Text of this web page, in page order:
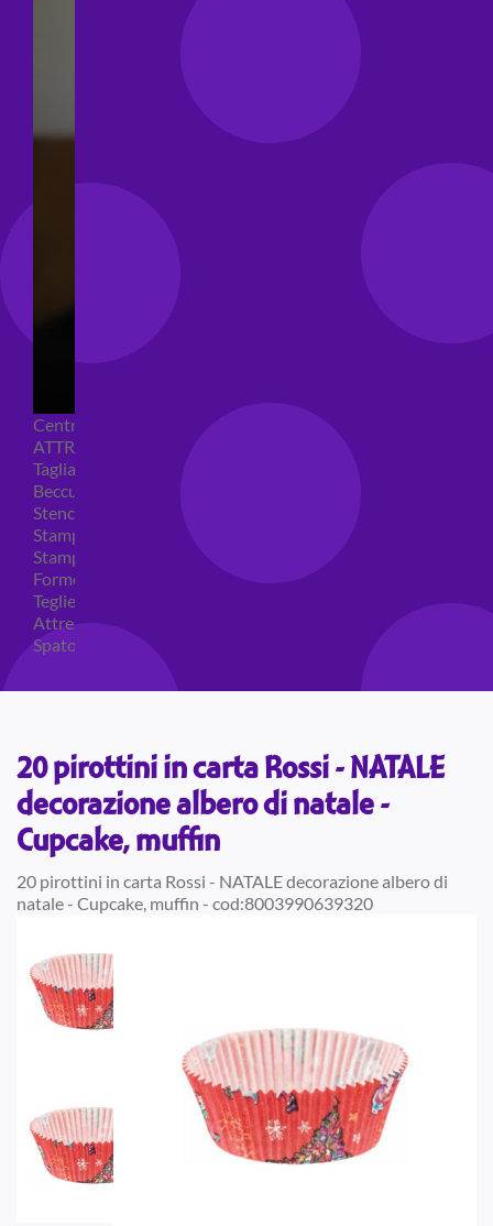
Centrini e Sacchetti Alimentari
ATTREZZI PER DOLCI
Tagliapasta
Beccucci e Sac à poche
Stencil per torte
Stampi ad espulsione
Stampi in silicone
Forme per cioccolato
Teglie per torte
Attrezzi cake design
Spatole ed accessori per decorare
20 pirottini in carta Rossi - NATALE
decorazione albero di natale -
Cupcake, muffin
20 pirottini in carta Rossi - NATALE decorazione albero di
natale - Cupcake, muffin - cod:8003990639320